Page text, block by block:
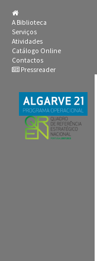
A Biblioteca
Serviços
Atividades
Catálogo Online
Contactos
Pressreader